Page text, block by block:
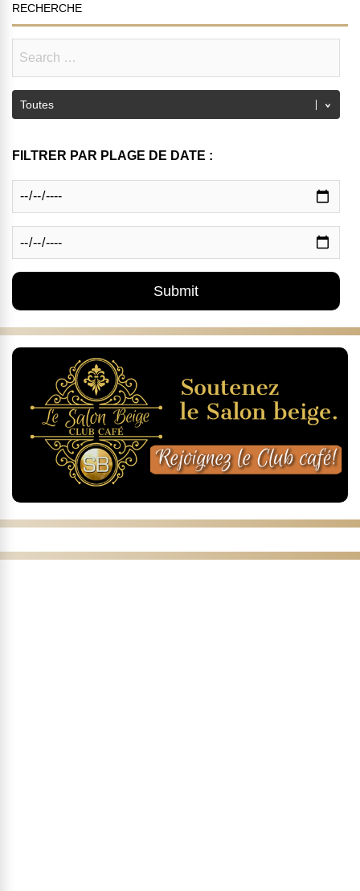
RECHERCHE
FILTRER PAR PLAGE DE DATE :